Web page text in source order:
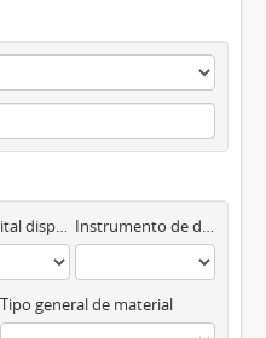
Objeto digital disponibles Instrumento de descripción
Tipo general de material